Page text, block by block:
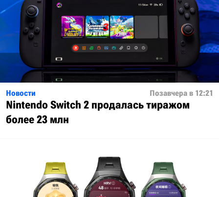
Новости Позавчера в 12:21
Nintendo Switch 2 продалась тиражом
более 23 млн